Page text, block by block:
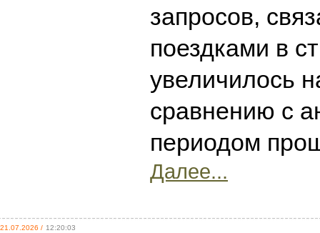
запросов,
поездками в
увеличилось
сравнению с
периодом
Далее...
21.07.2026 / 12:20:03